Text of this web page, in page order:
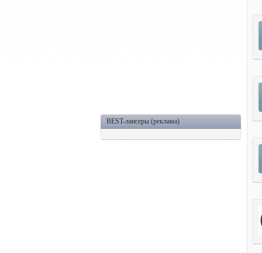
BEST-лансеры (реклама)